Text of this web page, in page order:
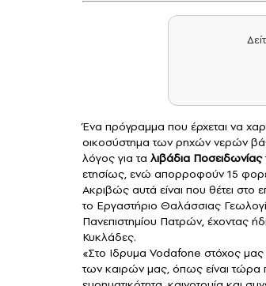
Ένα πρόγραμμα που έρχεται να
οικοσύστημα των ρηχών νερών
λόγος για τα λιβάδια Ποσειδωνίας
ετησίως, ενώ απορροφούν 15
Ακριβώς αυτά είναι που θέτει στο
το Εργαστήριο Θαλάσσιας
Πανεπιστημίου Πατρών, έχοντας
Κυκλάδες.
«Στο Ιδρυμα Vodafone στόχος
των καιρών μας, όπως είναι τώρα